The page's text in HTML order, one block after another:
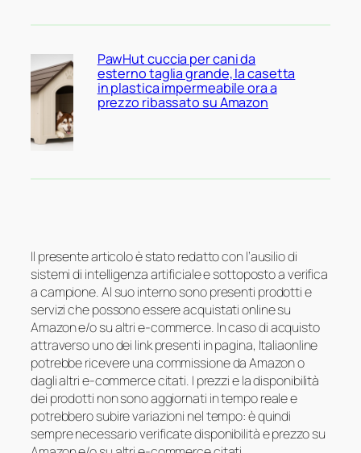
PawHut cuccia per cani da
esterno taglia grande, la casetta
in plastica impermeabile ora a
prezzo ribassato su Amazon
Il presente articolo è stato redatto con l’ausilio di
sistemi di intelligenza artificiale e sottoposto a verifica
a campione. Al suo interno sono presenti prodotti e
servizi che possono essere acquistati online su
Amazon e/o su altri e-commerce. In caso di acquisto
attraverso uno dei link presenti in pagina, Italiaonline
potrebbe ricevere una commissione da Amazon o
dagli altri e-commerce citati. I prezzi e la disponibilità
dei prodotti non sono aggiornati in tempo reale e
potrebbero subire variazioni nel tempo: è quindi
sempre necessario verificate disponibilità e prezzo su